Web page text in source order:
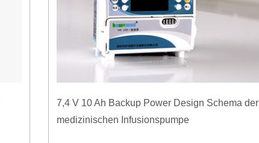
7,4 V 10 Ah Backup Power Design Schema der
medizinischen Infusionspumpe